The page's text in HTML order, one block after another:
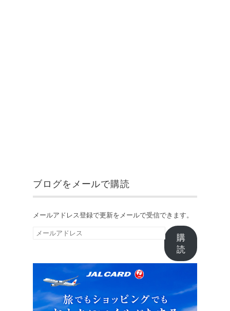
ブログをメールで購読
メールアドレス登録で更新をメールで受信できます。
メ
ド
レ
購
読